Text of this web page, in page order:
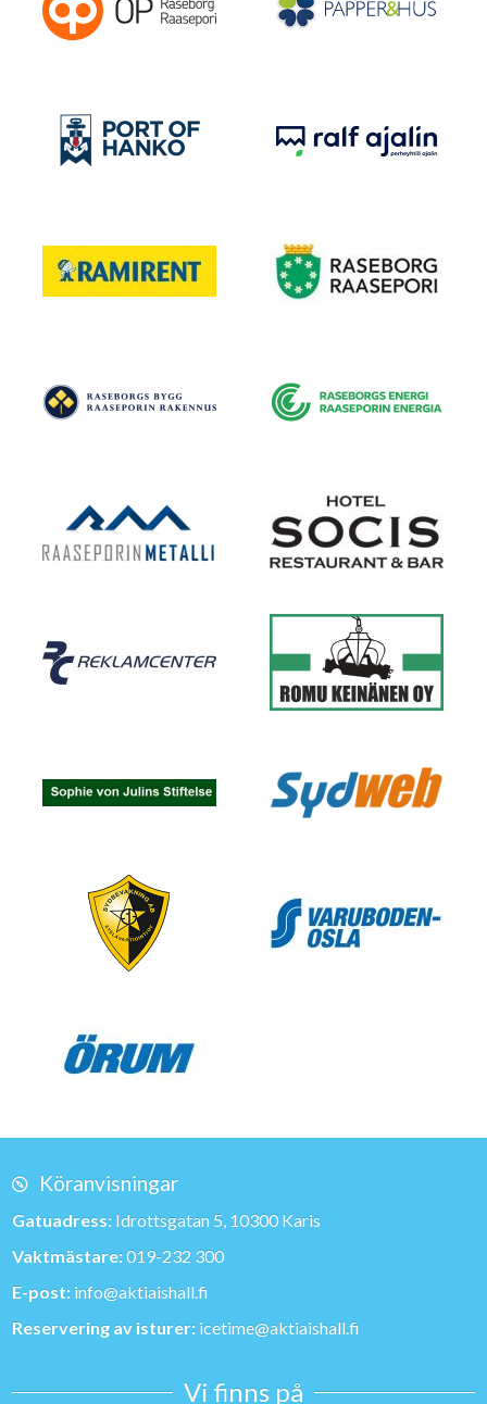
Köranvisningar
Gatuadress: Idrottsgatan 5, 10300 Karis
Vaktmästare:019-232 300
E-post: info@aktiaishall.fi
Reservering av isturer: icetime@aktiaishall.fi
Vi finns på